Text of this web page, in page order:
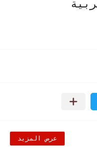
عرض المزيد